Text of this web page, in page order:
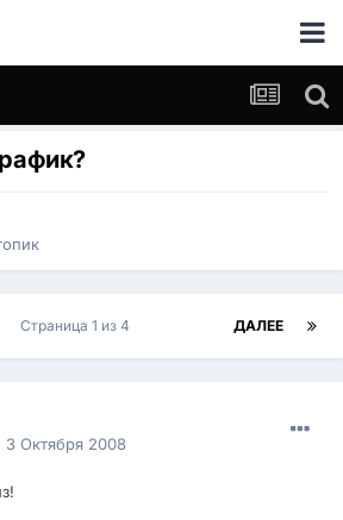
ДАЛЕЕ
Страница 1 из 4
3 Октября 2008